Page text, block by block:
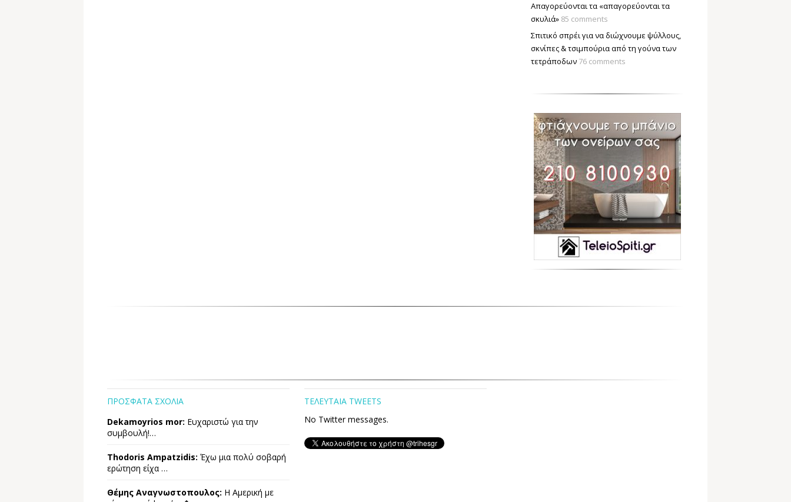
Απαγορεύονται τα «απαγορεύονται τα
σκυλιά» 85 comments
Σπιτικό σπρέι για να διώχνουμε ψύλλους,
σκνίπες & τσιμπούρια από τη γούνα των
τετράποδων 76 comments
ΠΡΟΣΦΑΤΑ ΣΧΟΛΙΑ
Dekamoyrios mor: Ευχαριστώ για την
συμβουλή!…
Thodoris Ampatzidis: Έχω μια πολύ σοβαρή
ερώτηση είχα …
Θέμης Αναγνωστοπουλος: Η Αμερική με
ΤΕΛΕΥΤΑΙΑ TWEETS
No Twitter messages.